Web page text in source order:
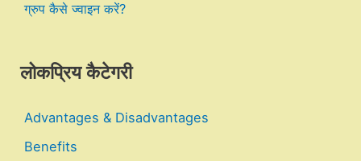
ग्रुप कैसे ज्वाइन करें?
लोकप्रिय कैटेगरी
Advantages & Disadvantages
Benefits